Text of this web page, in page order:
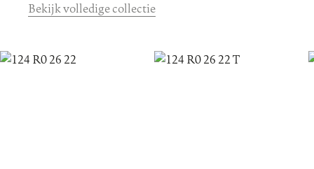
Bekijk volledige collectie